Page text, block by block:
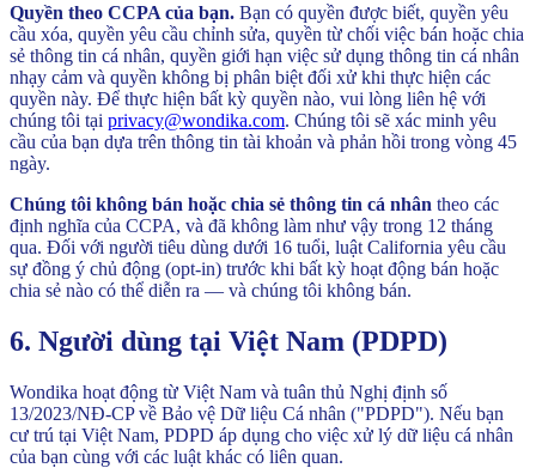
Quyền theo CCPA của bạn. Bạn có quyền được biết, quyền yêu
cầu xóa, quyền yêu cầu chỉnh sửa, quyền từ chối việc bán hoặc chia
sẻ thông tin cá nhân, quyền giới hạn việc sử dụng thông tin cá nhân
nhạy cảm và quyền không bị phân biệt đối xử khi thực hiện các
quyền này. Để thực hiện bất kỳ quyền nào, vui lòng liên hệ với
chúng tôi tại privacy@wondika.com. Chúng tôi sẽ xác minh yêu
cầu của bạn dựa trên thông tin tài khoản và phản hồi trong vòng 45
ngày.
Chúng tôi không bán hoặc chia sẻ thông tin cá nhân theo các
định nghĩa của CCPA, và đã không làm như vậy trong 12 tháng
qua. Đối với người tiêu dùng dưới 16 tuổi, luật California yêu cầu
sự đồng ý chủ động (opt-in) trước khi bất kỳ hoạt động bán hoặc
chia sẻ nào có thể diễn ra — và chúng tôi không bán.
6. Người dùng tại Việt Nam (PDPD)
Wondika hoạt động từ Việt Nam và tuân thủ Nghị định số
13/2023/NĐ-CP về Bảo vệ Dữ liệu Cá nhân ("PDPD"). Nếu bạn
cư trú tại Việt Nam, PDPD áp dụng cho việc xử lý dữ liệu cá nhân
của bạn cùng với các luật khác có liên quan.